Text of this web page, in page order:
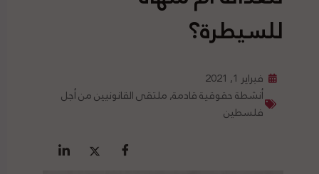
للسيطرة؟
فبراير 1, 2021
أنشطة حقوقية قادمة,ملتقى القانونيين من أجل
فلسطين